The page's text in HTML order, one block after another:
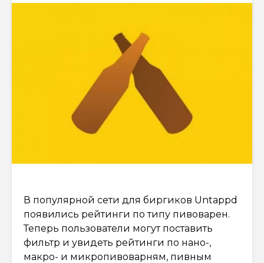
В популярной сети для биргиков Untappd
появились рейтинги по типу пивоварен.
Теперь пользователи могут поставить
фильтр и увидеть рейтинги по нано-,
макро- и микропивоварням, пивным